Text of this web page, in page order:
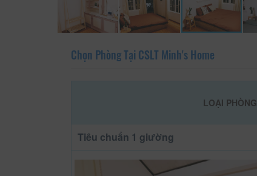
Chọn Phòng Tại CSLT Minh's Home
LOẠI PHÒNG
Tiêu chuẩn 1 giường